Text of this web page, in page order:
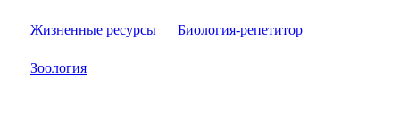
Жизненные ресурсы Биология-репетитор
Зоология